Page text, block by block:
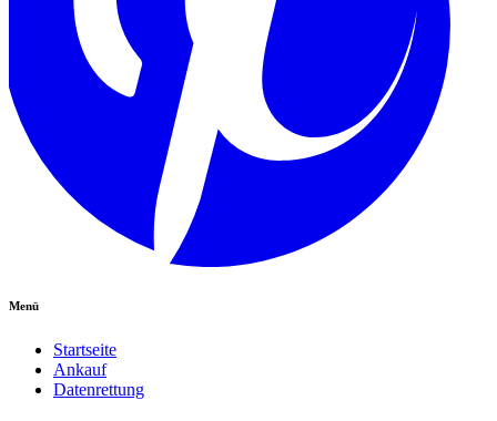
Menü
Startseite
Ankauf
Datenrettung